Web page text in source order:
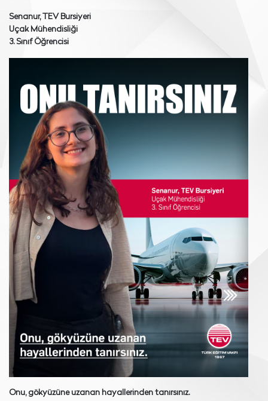
Senanur, TEV Bursiyeri
Uçak Mühendisliği
3. Sınıf Öğrencisi
Onu, gökyüzüne uzanan hayallerinden tanırsınız.